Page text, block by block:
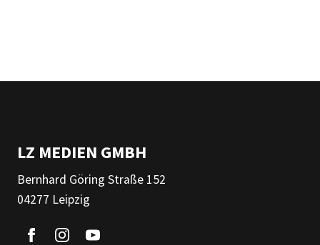
LZ MEDIEN GMBH
Bernhard Göring Straße 152
04277 Leipzig